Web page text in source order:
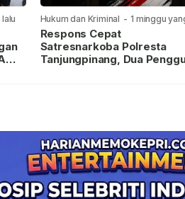
Hukum dan Kriminal - 1 minggu
lalu
Respons Cepat
Satresnarkoba Polresta
Tanjungpinang, Dua